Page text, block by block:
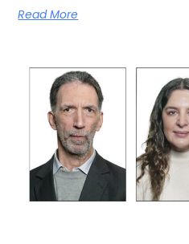
Read More